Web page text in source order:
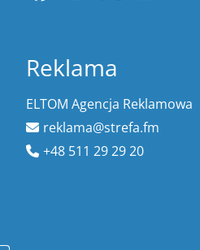
Reklama
ELTOM Agencja Reklamowa
reklama@strefa.fm
+48 511 29 29 20